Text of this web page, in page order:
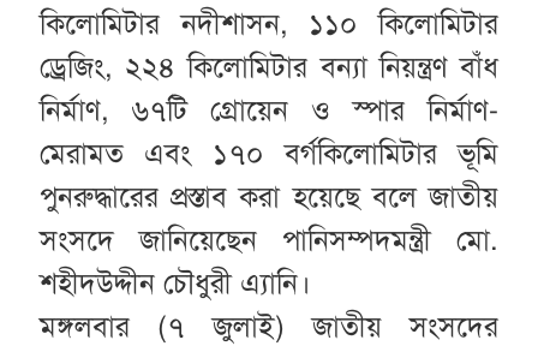
কিলোমিটার নদীশাসন, ১১০ কিলোমিটার
ড্রেজিং, ২২৪ কিলোমিটার বন্যা নিয়ন্ত্রণ বাঁধ
নির্মাণ, ৬৭টি গ্রোয়েন ও স্পার নির্মাণ-
মেরামত এবং ১৭০ বর্গকিলোমিটার ভূমি
পুনরুদ্ধারের প্রস্তাব করা হয়েছে বলে জাতীয়
সংসদে জানিয়েছেন পানিসম্পদমন্ত্রী মো.
শহীদউদ্দীন চৌধুরী এ্যানি।
মঙ্গলবার (৭ জুলাই) জাতীয় সংসদের